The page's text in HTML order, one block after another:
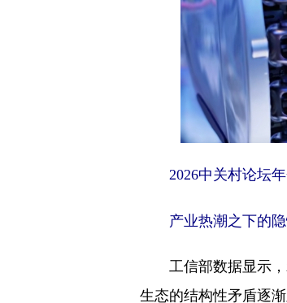
2026中关村论坛
产业热潮之下的
工信部数据显示，
生态的结构性矛盾逐